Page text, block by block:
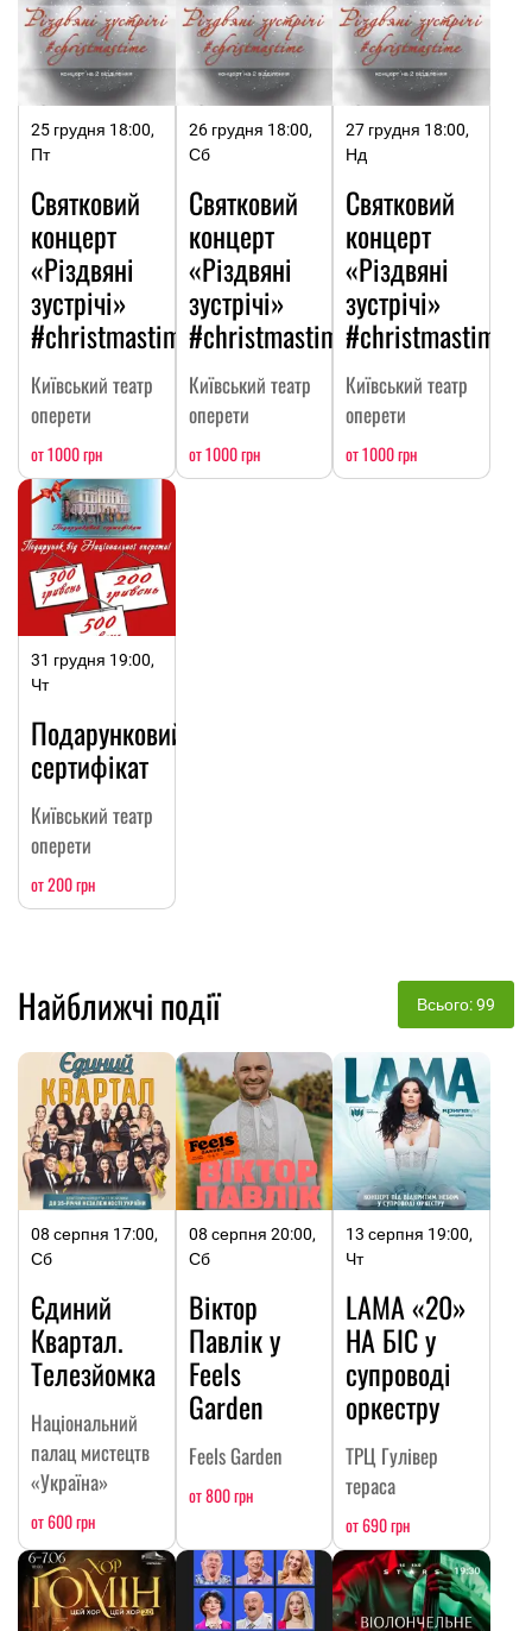
25 грудня 18:00,
Пт
Святковий
концерт
«Різдвяні
зустрічі»
#christmastime
Київський театр
оперети
от 1000 грн
26 грудня 18:00,
Сб
Святковий
концерт
«Різдвяні
зустрічі»
#christmastime
Київський театр
оперети
от 1000 грн
27 грудня 18:00,
Нд
Святковий
концерт
«Різдвяні
зустрічі»
#christmastime
Київський театр
оперети
от 1000 грн
31 грудня 19:00,
Чт
Подарунковий
сертифікат
Київський театр
оперети
от 200 грн
Найближчі події Всього: 99
08 серпня 17:00,
Сб
Єдиний
Квартал.
Телезйомка
Національний
палац мистецтв
«Україна»
от 600 грн
08 серпня 20:00,
Сб
Віктор
Павлік у
Feels
Garden
Feels Garden
от 800 грн
13 серпня 19:00,
Чт
LAMA «20»
НА БІС у
супроводі
оркестру
ТРЦ Гулівер
тераса
от 690 грн